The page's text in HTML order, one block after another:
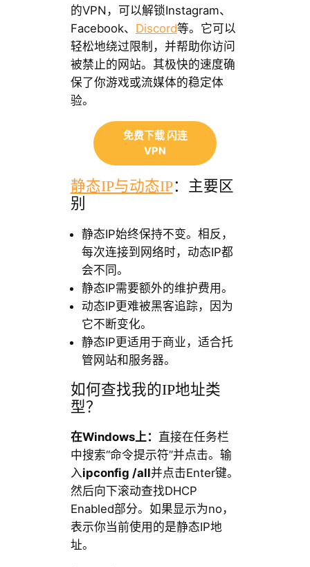
的VPN，可以解锁Instagram、
Facebook、 Discord等。它可以
轻松地绕过限制，并帮助你访问
被禁止的网站。其极快的速度确
保了你游戏或流媒体的稳定体
验。
免费下载 闪连
VPN
静态IP与动态IP：主要区
别
静态IP始终保持不变。相反，
每次连接到网络时，动态IP都
会不同。
静态IP需要额外的维护费用。
动态IP更难被黑客追踪，因为
它不断变化。
静态IP更适用于商业，适合托
管网站和服务器。
如何查找我的IP地址类
型？
在Windows上： 直接在任务栏
中搜索“命令提示符”并点击。输
入ipconfig /all并点击Enter键。
然后向下滚动查找DHCP
Enabled部分。如果显示为no，
表示你当前使用的是静态IP地
址。